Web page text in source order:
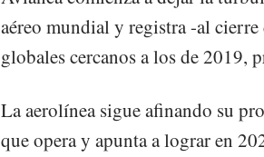
aéreo mundial y registra -al
globales cercanos a los de 2019,
La aerolínea sigue afinando su
que opera y apunta a lograr en